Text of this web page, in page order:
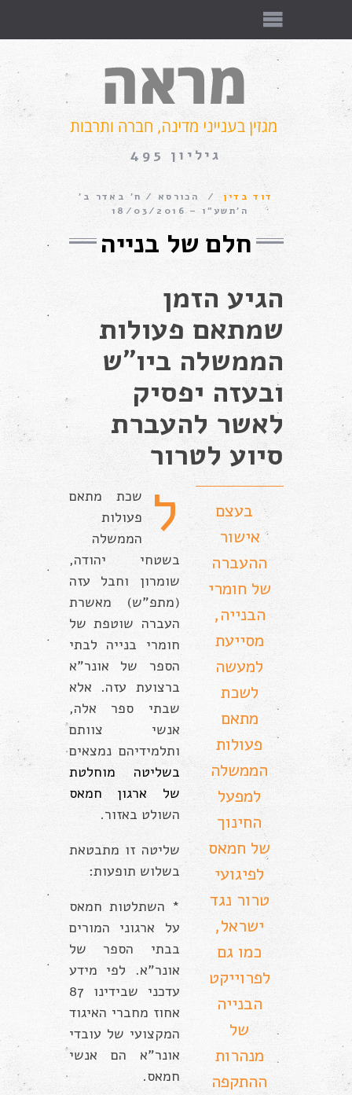
גיליון 495
דוד בדין הכורסא
ח׳ באדר ב׳
ה׳תשע״ו – 18/03/2016
חלם של בנייה
הגיע הזמן
שמתאם פעולות
הממשלה ביו"ש
ובעזה יפסיק
לאשר להעברת
סיוע לטרור
בעצם
אישור
ההעברה
של חומרי
הבנייה,
מסייעת
למעשה
לשכת
מתאם
פעולות
הממשלה
למפעל
החינוך
של חמאס
לפיגועי
טרור נגד
ישראל,
כמו גם
לפרוייקט
הבנייה
של
מנהרות
ההתקפה
ל
שכת מתאם
פעולות
הממשלה
בשטחי יהודה,
שומרון וחבל עזה
(מתפ”ש) מאשרת
העברה שוטפת של
חומרי בנייה לבתי
הספר של אונר”א
ברצועת עזה. אלא
שבתי ספר אלה,
אנשי צוותם
ותלמידיהם נמצאים
בשליטה מוחלטת
של ארגון חמאס
השולט באזור.
שליטה זו מתבטאת
בשלוש תופעות:
* השתלטות חמאס
על ארגוני המורים
בבתי הספר של
אונר”א. לפי מידע
עדכני שבידינו 87
אחוז מחברי האיגוד
המקצועי של עובדי
אונר”א הם אנשי
חמאס.